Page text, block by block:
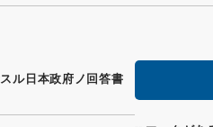
ル日本政府ノ回答書